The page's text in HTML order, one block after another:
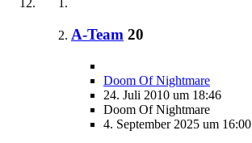
A-Team 20
Doom Of Nightmare
24. Juli 2010 um 18:46
Doom Of Nightmare
4. September 2025 um 16:00